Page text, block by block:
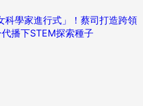
學家進行式」！蔡司打造跨領
播下STEM探索種子